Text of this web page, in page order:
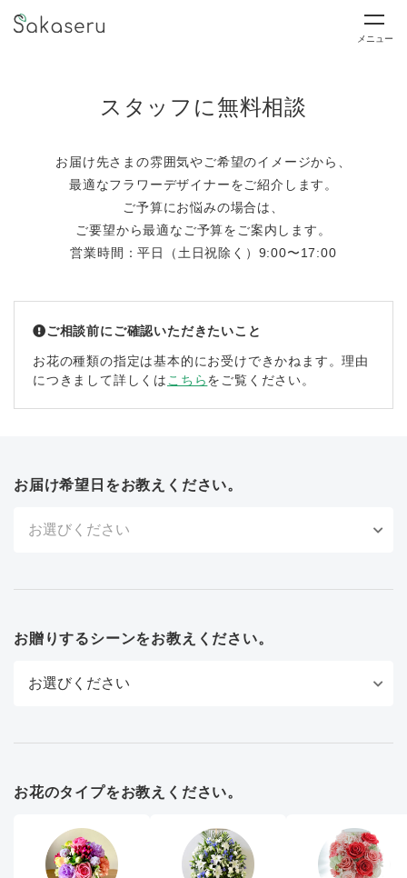
メニュー
スタッフに無料相談
お届け先さまの雰囲気やご希望のイメージから、
最適なフラワーデザイナーをご紹介します。
ご予算にお悩みの場合は、
ご要望から最適なご予算をご案内します。
営業時間：平日（土日祝除く）9:00〜17:00
ご相談前にご確認いただきたいこと
お花の種類の指定は基本的にお受けできかねます。理由
につきまして詳しくは こちらをご覧ください。
お届け希望日をお教えください。
お贈りするシーンをお教えください。
お花のタイプをお教えください。